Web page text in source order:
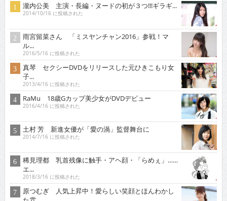
瀧内公美 主演・長編・ヌードの初が３つ!!!ギラギ...
2014/10/16 に投稿された
雨宮留菜さん 「ミスヤンチャン2016」参戦！マ
ル...
2016/5/16 に投稿された
真琴 セクシーDVDをリリースした元ひきこもり女
子...
2013/4/16 に投稿された
RaMu 18歳Gカップ美少女がDVDデビュー
2016/4/16 に投稿された
土村 芳 新進女優が「愛の渦」監督舞台に
2014/7/16 に投稿された
稀見理都 乳首残像に触手・アヘ顔・「らめぇ」……
エ...
2018/3/16 に投稿された
原つむぎ 人気上昇中！愛らしい笑顔とほんわかし